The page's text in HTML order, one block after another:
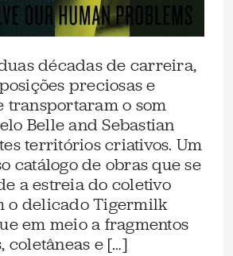
décadas de carreira,
preciosas e
transportaram o som
Belle and Sebastian
territórios criativos. Um
catálogo de obras que se
a estreia do coletivo
o delicado Tigermilk
em meio a fragmentos
coletâneas e […]